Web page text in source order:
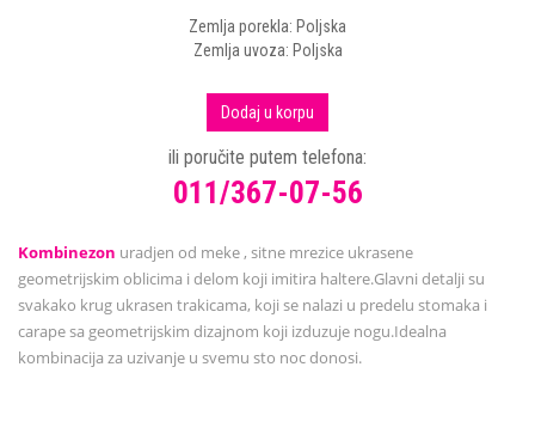
Zemlja porekla: Poljska
Zemlja uvoza: Poljska
Dodaj u korpu
ili poručite putem telefona:
011/367-07-56
Kombinezon uradjen od meke , sitne mrezice ukrasene
geometrijskim oblicima i delom koji imitira haltere.Glavni detalji su
svakako krug ukrasen trakicama, koji se nalazi u predelu stomaka i
carape sa geometrijskim dizajnom koji izduzuje nogu.Idealna
kombinacija za uzivanje u svemu sto noc donosi.